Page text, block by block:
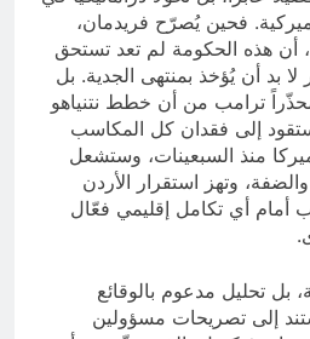
فحين يُصرّح فريدمان،
أن هذه الحكومة لم تعد تستحق
بد أن يُؤخذ بمنتهى الجدية. بل
ترامب من أن خطط نتنياهو
إلى فقدان كل المكاسب
منذ السبعينات، وستشعل
وتهز استقرار الأردن
أمام أي تكامل إقليمي فعّال
تحليل مدعوم بالوقائع
إلى تصريحات مسؤولين